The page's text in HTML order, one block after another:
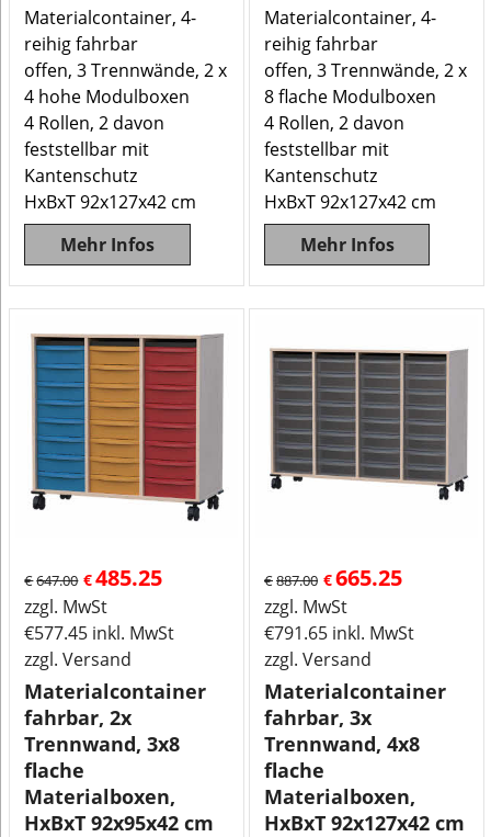
Materialcontainer, 4-
reihig fahrbar
offen, 3 Trennwände, 2 x
4 hohe Modulboxen
4 Rollen, 2 davon
feststellbar mit
Kantenschutz
HxBxT 92x127x42 cm
Mehr Infos
Materialcontainer, 4-
reihig fahrbar
offen, 3 Trennwände, 2 x
8 flache Modulboxen
4 Rollen, 2 davon
feststellbar mit
Kantenschutz
HxBxT 92x127x42 cm
Mehr Infos
€647.00 €485.25
zzgl. MwSt
€577.45 inkl. MwSt
zzgl. Versand
Materialcontainer
fahrbar, 2x
Trennwand, 3x8
flache
Materialboxen,
HxBxT 92x95x42 cm
€887.00 €665.25
zzgl. MwSt
€791.65 inkl. MwSt
zzgl. Versand
Materialcontainer
fahrbar, 3x
Trennwand, 4x8
flache
Materialboxen,
HxBxT 92x127x42 cm